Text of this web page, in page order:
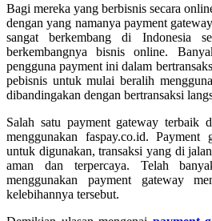
Bagi mereka yang berbisnis secara
dengan yang namanya payment
sangat berkembang di Indonesia
berkembangnya bisnis online.
pengguna payment ini dalam
pebisnis untuk mulai beralih
dibandingakan dengan bertransaksi
Salah satu payment gateway terbaik
menggunakan faspay.co.id.
untuk digunakan, transaksi yang di
aman dan terpercaya. Telah
menggunakan payment gateway
kelebihannya tersebut.